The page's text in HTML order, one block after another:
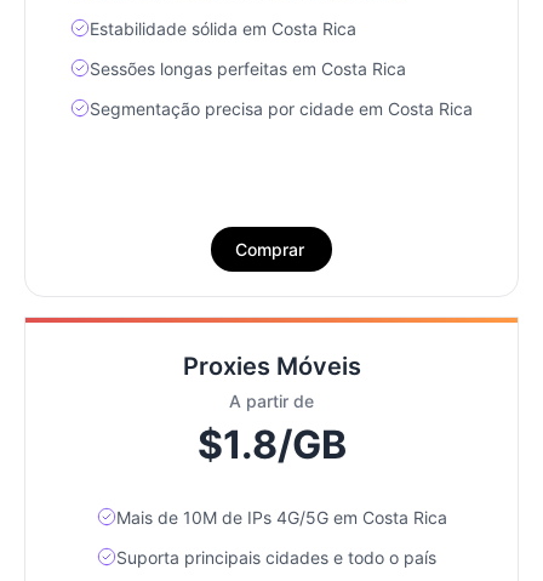
Estabilidade sólida em Costa Rica
Sessões longas perfeitas em Costa Rica
Segmentação precisa por cidade em Costa Rica
Comprar
Proxies Móveis
A partir de
$1.8/GB
Mais de 10M de IPs 4G/5G em Costa Rica
Suporta principais cidades e todo o país